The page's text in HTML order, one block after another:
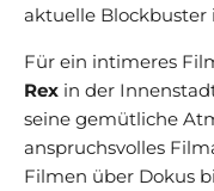
aktuelle
Für ein intimeres
Rex in der
seine gemütliche
anspruchsvolles
Filmen über Dokus